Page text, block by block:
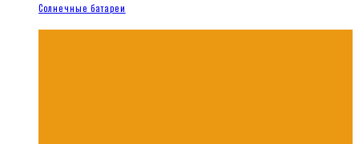
Солнечные батареи